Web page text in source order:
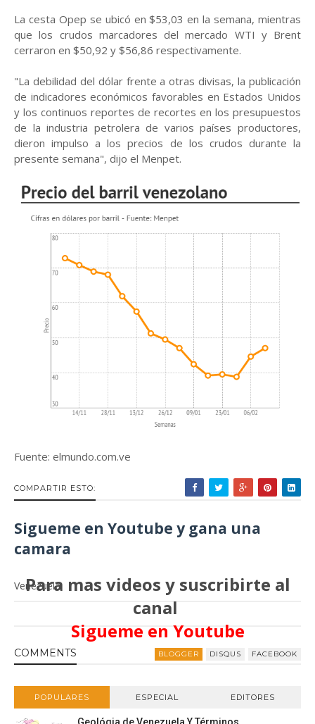
La cesta Opep se ubicó en $53,03 en la semana, mientras
que los crudos marcadores del mercado WTI y Brent
cerraron en $50,92 y $56,86 respectivamente.
"La debilidad del dólar frente a otras divisas, la publicación
de indicadores económicos favorables en Estados Unidos
y los continuos reportes de recortes en los presupuestos
de la industria petrolera de varios países productores,
dieron impulso a los precios de los crudos durante la
presente semana", dijo el Menpet.
Fuente: elmundo.com.ve
COMPARTIR ESTO:
Sigueme en Youtube y gana una
camara
Para mas videos y suscribirte al
canal
Sigueme en Youtube
Venezuela
COMMENTS BLOGGER DISQUS FACEBOOK
POPULARES ESPECIAL EDITORES